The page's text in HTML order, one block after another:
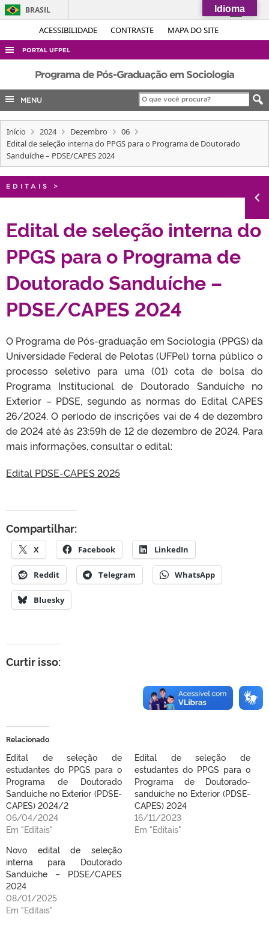
ACESSIBILIDADE CONTRASTE MAPA DO SITE
BRASIL
Simplifique!
Acesso à informação
Legislação
Canais
PORTAL UFPEL
ACESSO À INFORMAÇÃO
AUDITORIA
COBALTO
CONCURSOS
EDITAIS
TELEFONES
Programa de Pós-Graduação em Sociologia
MENU
Início 2024 Dezembro
06
Edital de seleção interna do PPGS para o Programa de Doutorado
Sanduíche – PDSE/CAPES 2024
EDITAIS >
Edital de seleção interna do
PPGS para o Programa de
Doutorado Sanduíche –
PDSE/CAPES 2024
O Programa de Pós-graduação em Sociologia (PPGS) da
Universidade Federal de Pelotas (UFPel) torna público o
processo seletivo para uma (01) cota de bolsa do
Programa Institucional de Doutorado Sanduíche no
Exterior – PDSE, segundo as normas do Edital CAPES
26/2024. O período de inscrições vai de 4 de dezembro
de 2024 até às 23:59h de 12 de dezembro de 2024. Para
mais informações, consultar o edital:
Edital PDSE-CAPES 2025
Compartilhar:
X Facebook LinkedIn
Reddit Telegram WhatsApp
Bluesky
Curtir isso:
Relacionado
Edital de seleção de
estudantes do PPGS para o
Programa de Doutorado
Sanduíche no Exterior (PDSE-
CAPES) 2024/2
06/04/2024
Em "Editais"
Edital de seleção de
estudantes do PPGS para o
Programa de Doutorado-
sanduíche no Exterior (PDSE-
CAPES) 2024
16/11/2023
Em "Editais"
Novo edital de seleção
interna para Doutorado
Sanduíche – PDSE/CAPES
2024
08/01/2025
Em "Editais"
Idioma